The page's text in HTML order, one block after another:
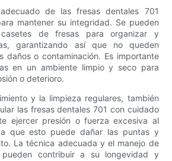
de las fresas dentales 701
mantener su integridad. Se pueden
de fresas para organizar y
garantizando así que no queden
daños o contaminación. Es importante
en un ambiente limpio y seco para
o deterioro.
y la limpieza regulares, también
las fresas dentales 701 con cuidado
ejercer presión o fuerza excesiva al
que esto puede dañar las puntas y
La técnica adecuada y el manejo de
contribuir a su longevidad y